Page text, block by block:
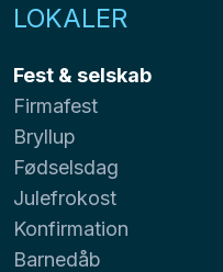
LOKALER
Fest & selskab
Firmafest
Bryllup
Fødselsdag
Julefrokost
Konfirmation
Barnedåb